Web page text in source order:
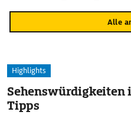
Alle
Highlights
Sehenswürdigkeiten
Tipps